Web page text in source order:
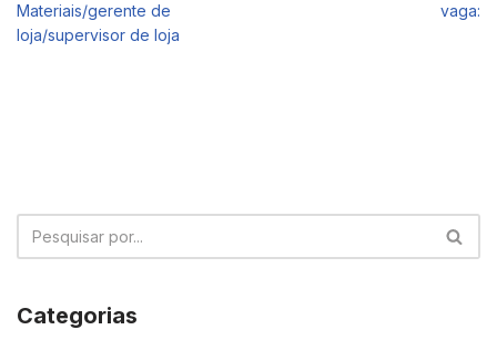
Materiais/gerente de
loja/supervisor de loja
vaga:
Categorias